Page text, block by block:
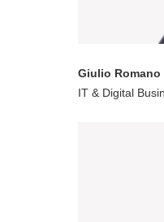
Giulio Romano
IT & Digital